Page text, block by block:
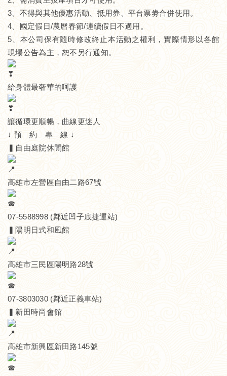
3、不得與其他優惠活動、抵用券、平台票劵合併使用。
4、國定假日/農曆春節/連續假日不適用。
5、本公司保有隨時修改終止本活動之權利，實際情形以各館
現場公告為主，恕不另行通知。
給身體最奢華的呵護
讓循環更順暢，曲線更迷人
↓ 預 約 專 線 ↓
▍自由庭院休閒館
高雄市左營區自由二路67號
07-5588998 (鄰近凹子底捷運站)
▍陽明日式和風館
高雄市三民區陽明路28號
07-3803030 (鄰近正義車站)
▍新田時尚會館
高雄市新興區新田路145號